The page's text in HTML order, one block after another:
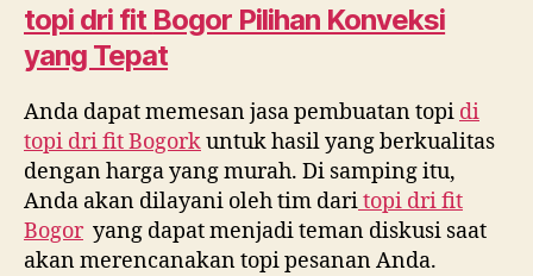
topi dri fit Bogor Pilihan Konveksi
yang Tepat
Anda dapat memesan jasa pembuatan topi di
topi dri fit Bogorkuntuk hasil yang berkualitas
dengan harga yang murah. Di samping itu,
Anda akan dilayani oleh tim daritopi dri fit
Bogoryang dapat menjadi teman diskusi saat
akan merencanakan topi pesanan Anda.